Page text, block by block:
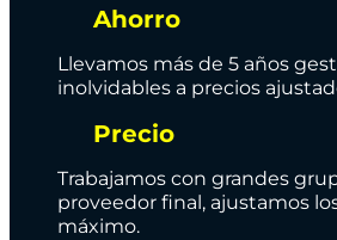
Ahorro
Llevamos más de 5 años
inolvidables a precios
Precio
Trabajamos con grandes
proveedor final, ajustamos
máximo.